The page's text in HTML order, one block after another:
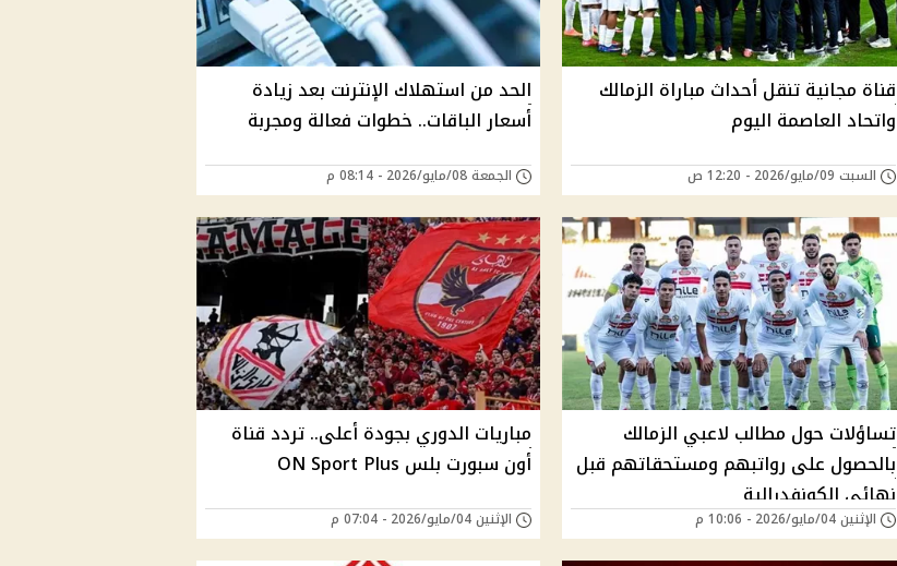
قناة مجانية تنقل أحداث مباراة الزمالك
واتحاد العاصمة اليوم
السبت 09/مايو/2026 - 12:20 ص
الحد من استهلاك الإنترنت بعد زيادة
أسعار الباقات.. خطوات فعالة ومجربة
الجمعة 08/مايو/2026 - 08:14 م
تساؤلات حول مطالب لاعبي الزمالك
بالحصول على رواتبهم ومستحقاتهم قبل
نهائي الكونفدرالية
الإثنين 04/مايو/2026 - 10:06 م
مباريات الدوري بجودة أعلى.. تردد قناة
أون سبورت بلس ON Sport Plus
الإثنين 04/مايو/2026 - 07:04 م